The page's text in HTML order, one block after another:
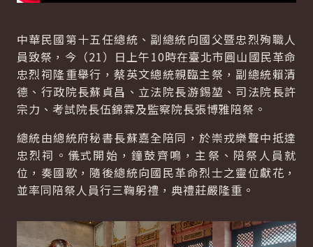
中華民國第十五任總統、副總統向國父暨忠烈殉職人
員致祭，今（21）日上午10時在臺北市圓山國民革命
忠烈祠隆重舉行，蔡英文總統親臨主祭，副總統賴清
德、行政院長蘇貞昌、立法院長游錫堃、司法院長許
宗力、考試院長伍錦霖及監察院長張博雅陪祭。
總統由總統府秘書長蘇嘉全陪同，於崇戎樂聲中抵達
忠烈祠。儀式開始，鐘鼓齊鳴，主祭、陪祭人員就
位，奏國歌，隨後總統向國民革命烈士之靈位獻花，
並率同陪祭人員行三鞠躬禮，典禮莊嚴隆重。